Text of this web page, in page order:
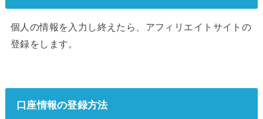
個人の情報を入力し終えたら、アフィリエイトサイトの
登録をします。
口座情報の登録方法